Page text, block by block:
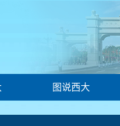
图说西大